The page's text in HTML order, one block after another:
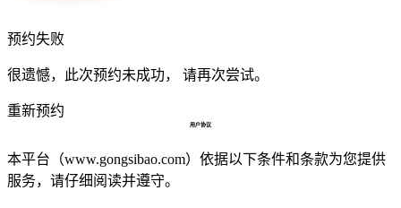
预约失败
很遗憾，此次预约未成功， 请再次尝试。
重新预约
用户协议
本平台（www.gongsibao.com）依据以下条件和条款为您提供
服务，请仔细阅读并遵守。